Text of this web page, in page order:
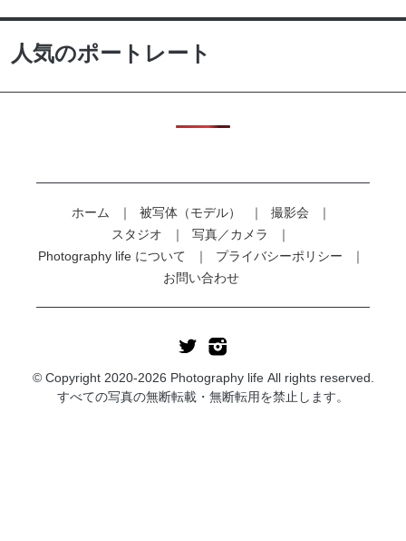
人気のポートレート
ホーム 被写体（モデル）
撮影会
スタジオ
写真／カメラ
Photography life について
プライバシーポリシー
お問い合わせ
© Copyright 2020-2026 Photography life All rights reserved.
すべての写真の無断転載・無断転用を禁止します。